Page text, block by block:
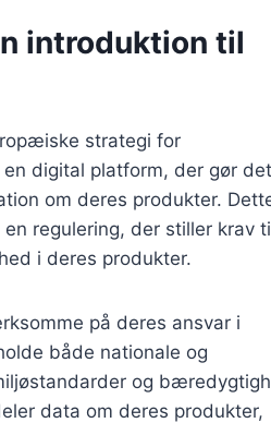
introduktion til
strategi for
digital platform, der gør det
om deres produkter.
regulering, der stiller krav
i deres produkter.
på deres ansvar i
både nationale og
og
data om deres produkter,